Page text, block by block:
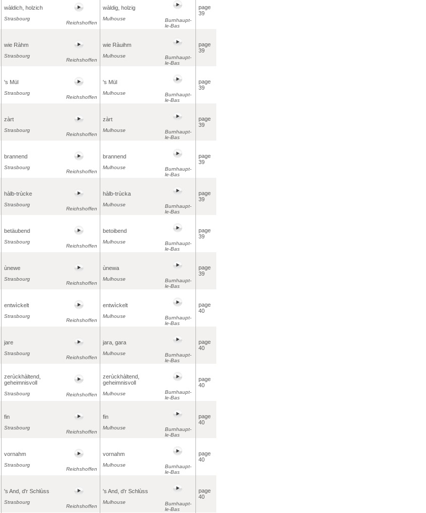
wàldich, holzich
Strasbourg
Reichshoffen
wàldig, holzig
Mulhouse
Burnhaupt-
le-Bas
page
39
wie Ràhm
Strasbourg
Reichshoffen
wie Ràuihm
Mulhouse
Burnhaupt-
le-Bas
page
39
's Mül
Strasbourg
Reichshoffen
's Mül
Mulhouse
Burnhaupt-
le-Bas
page
39
zàrt
Strasbourg
Reichshoffen
zàrt
Mulhouse
Burnhaupt-
le-Bas
page
39
brannend
Strasbourg
Reichshoffen
brannend
Mulhouse
Burnhaupt-
le-Bas
page
39
hàlb-trùcke
Strasbourg
Reichshoffen
hàlb-trùcka
Mulhouse
Burnhaupt-
le-Bas
page
39
betäubend
Strasbourg
Reichshoffen
betoibend
Mulhouse
Burnhaupt-
le-Bas
page
39
ùnewe
Strasbourg
Reichshoffen
ùnewa
Mulhouse
Burnhaupt-
le-Bas
page
39
entwìckelt
Strasbourg
Reichshoffen
entwìckelt
Mulhouse
Burnhaupt-
le-Bas
page
40
jare
Strasbourg
Reichshoffen
jara, gara
Mulhouse
Burnhaupt-
le-Bas
page
40
zerùckhàltend,
geheimnisvoll
Strasbourg Reichshoffen
zerùckhàltend,
geheimnisvoll
Mulhouse
Burnhaupt-
le-Bas
page
40
fin
Strasbourg
Reichshoffen
fin
Mulhouse
Burnhaupt-
le-Bas
page
40
vornahm
Strasbourg
Reichshoffen
vornahm
Mulhouse
Burnhaupt-
le-Bas
page
40
's And, d'r Schlùss
Strasbourg
Reichshoffen
's And, d'r Schlùss
Mulhouse
Burnhaupt-
le-Bas
page
40